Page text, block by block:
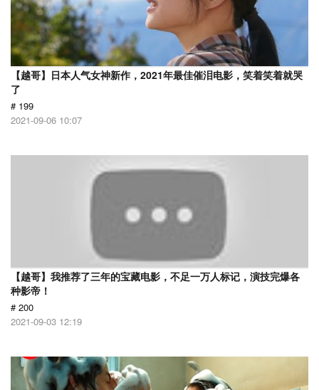
【越哥】日本人气女神新作，2021年最佳催泪电影，笑着笑着就哭
了
# 199
2021-09-06 10:07
【越哥】我推荐了三年的宝藏电影，不足一万人标记，演技完爆各
种影帝！
# 200
2021-09-03 12:19